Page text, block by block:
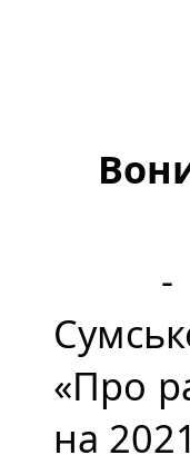
-
«Про
на